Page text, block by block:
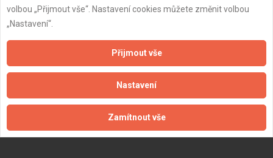
Aktualizováno z portálu ARES dne 11.07.2025 08:32:05
volbou „Přijmout vše“. Nastavení cookies můžete změnit volbou
„Nastavení“.
Přijmout vše
Nastavení
Zamítnout vše